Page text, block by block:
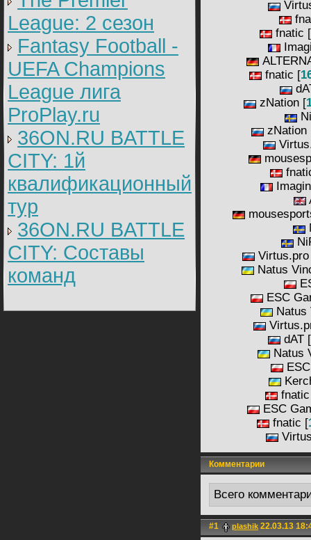
League: 2 cезон
Fantasy Football -
UEFA Champions
League лига
ProPlay.ru
36ON.RU BATTLE
CITY: 1й
квалификационный
тур
36ON.RU BATTLE
CITY: Составы
команд
fnatic [
fnatic [
zNation [
zNation
Natus
ESC
Natus
dAT [
Natus
fnatic
ESC
fnatic [
Комментарии
Всего
#1 plashik 22.03.13